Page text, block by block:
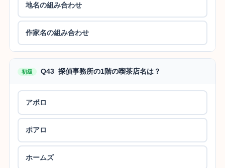
地名の組み合わせ
作家名の組み合わせ
初級 Q43 探偵事務所の1階の喫茶店名は？
アポロ
ポアロ
ホームズ